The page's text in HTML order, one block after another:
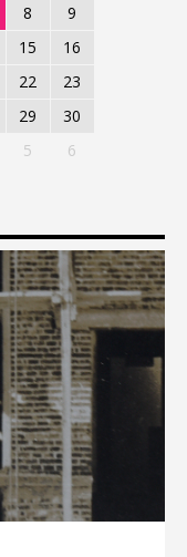
8
9
15
16
22
23
29
30
5 6